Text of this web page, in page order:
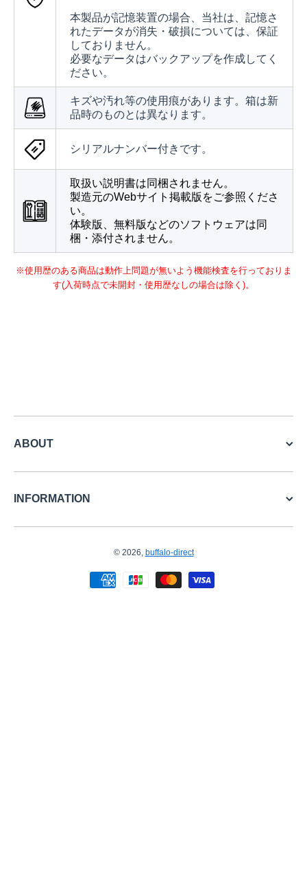
本製品が記憶装置の場合、当社は、記憶さ
れたデータが消失・破損については、保証
しておりません。
必要なデータはバックアップを作成してく
ださい。
キズや汚れ等の使用痕があります。箱は新
品時のものとは異なります。
シリアルナンバー付きです。
取扱い説明書は同梱されません。
製造元のWebサイト掲載版をご参照くださ
い。
体験版、無料版などのソフトウェアは同
梱・添付されません。
※使用歴のある商品は動作上問題が無いよう機能検査を行っておりま
す(入荷時点で未開封・使用歴なしの場合は除く)。
ABOUT
INFORMATION
© 2026, buffalo-direct
お支払い方法